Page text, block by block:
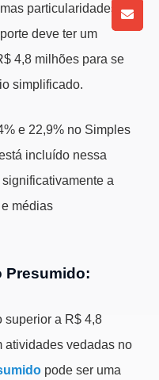
particularidades
deve ter um
4,8 milhões para se
simplificado.
e 22,9% no Simples
incluído nessa
a
médias
Presumido:
superior a R$ 4,8
atividades vedadas no
pode ser uma